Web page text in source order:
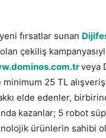
fırsatlar sunan
çekiliş
veya
25 TL
elde edenler,
kazanlar; 5 robot
ürünlerin sahibi